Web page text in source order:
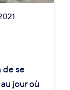
de se
jour où